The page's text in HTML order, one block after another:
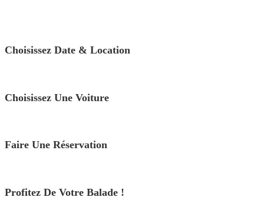
Choisissez Date & Location
Choisissez Une Voiture
Faire Une Réservation
Profitez De Votre Balade !